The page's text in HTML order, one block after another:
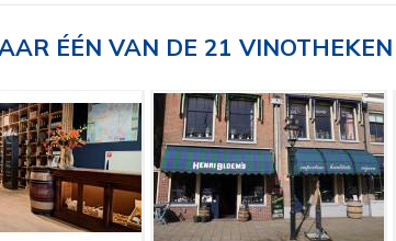
ÉÉN VAN DE 21